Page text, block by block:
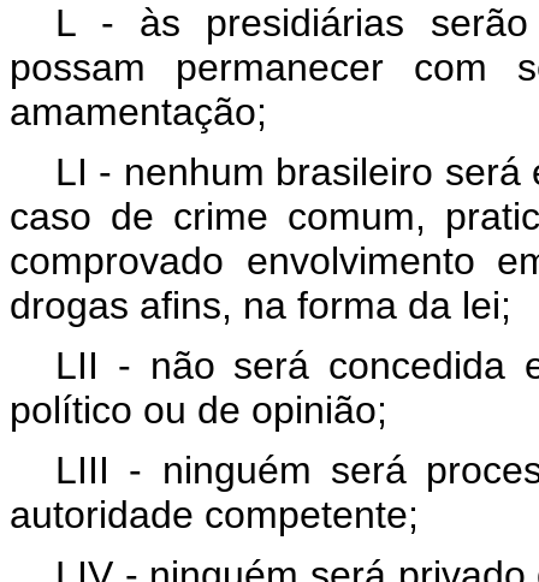
L - às presidiárias serão
possam permanecer com
amamentação;
LI - nenhum brasileiro
caso de crime comum,
comprovado envolvimento
drogas afins, na forma da lei;
LII - não será concedida
político ou de opinião;
LIII - ninguém será
autoridade competente;